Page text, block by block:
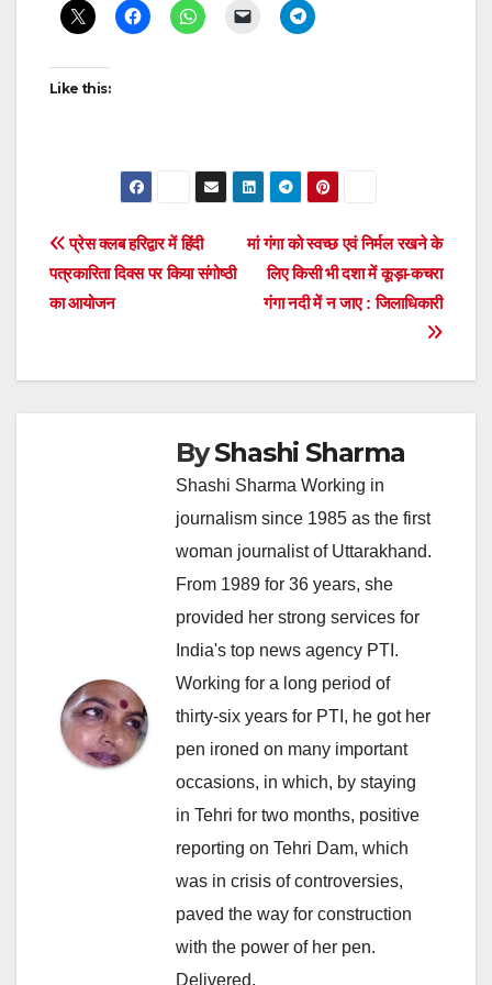
navigation
Like this:
Post
navigation
मां गंगा को स्वच्छ एवं निर्मल रखने के
लिए किसी भी दशा में कूड़ा-कचरा
गंगा नदी में न जाए : जिलाधिकारी
प्रेस क्लब हरिद्वार में हिंदी
पत्रकारिता दिवस पर किया संगोष्ठी
का आयोजन
ByShashi Sharma
Shashi Sharma Working in
journalism since 1985 as the first
woman journalist of Uttarakhand.
From 1989 for 36 years, she
provided her strong services for
India's top news agency PTI.
Working for a long period of
thirty-six years for PTI, he got her
pen ironed on many important
occasions, in which, by staying
in Tehri for two months, positive
reporting on Tehri Dam, which
was in crisis of controversies,
paved the way for construction
with the power of her pen.
Delivered.